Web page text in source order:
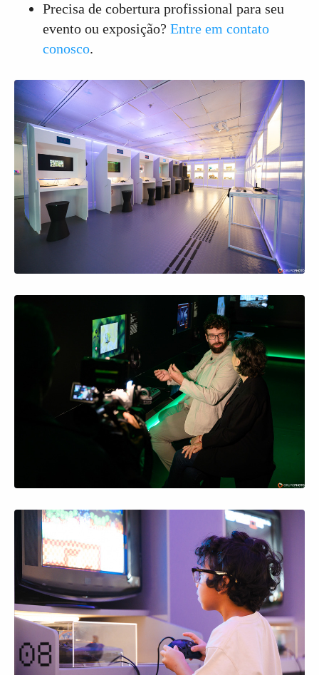
Precisa de cobertura profissional para seu
evento ou exposição? Entre em contato
conosco.